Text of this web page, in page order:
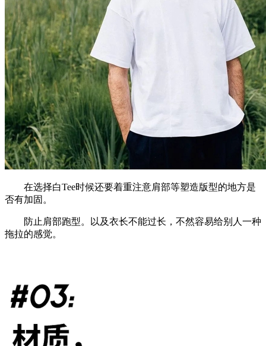
在选择白Tee时候还要着重注意肩部等塑造版型的地方是
否有加固。
防止肩部跑型。以及衣长不能过长，不然容易给别人一种
拖拉的感觉。